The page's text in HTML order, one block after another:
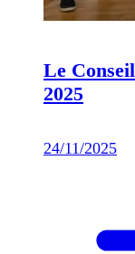
Le
2025
24/11/2025